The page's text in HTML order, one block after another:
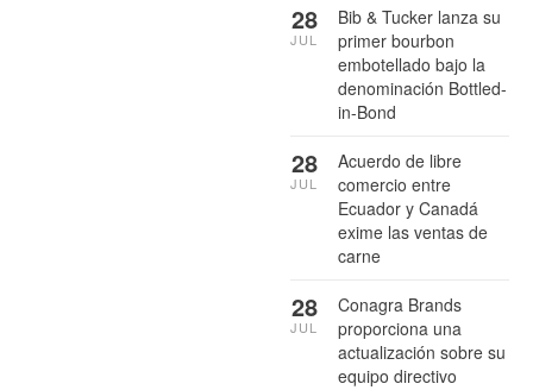
Bib & Tucker lanza su
primer bourbon
embotellado bajo la
denominación Bottled-
in-Bond
28
JUL
Acuerdo de libre
comercio entre
Ecuador y Canadá
exime las ventas de
carne
28
JUL
Conagra Brands
proporciona una
actualización sobre su
equipo directivo
28
JUL